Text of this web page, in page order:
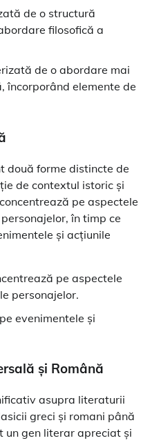
de o structură
filosofică a
de o abordare mai
încorporând elemente de
două forme distincte de
de contextul istoric și
pe aspectele
în timp ce
și acțiunile
pe aspectele
personajelor.
evenimentele și
și Română
asupra literaturii
greci și romani până
un gen literar apreciat și